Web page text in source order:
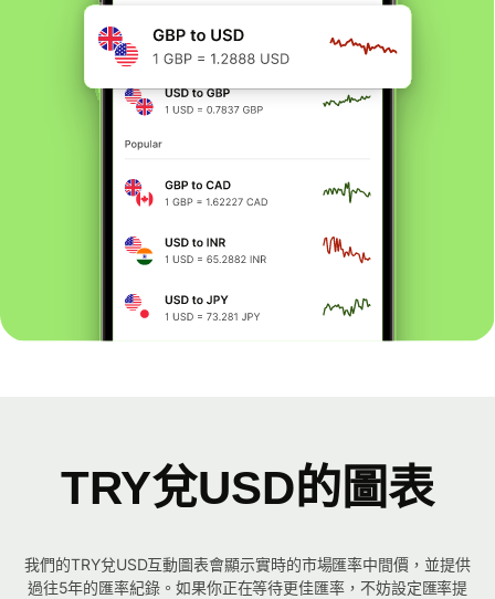
TRY兌USD的圖表
我們的TRY兌USD互動圖表會顯示實時的市場匯率中間價，並提供
過往5年的匯率紀錄。如果你正在等待更佳匯率，不妨設定匯率提